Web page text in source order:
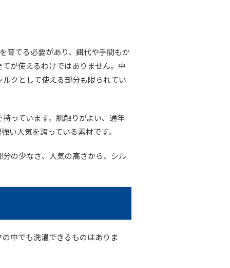
育てる必要があり、餌代や手間もか
が使えるわけではありません。中
クとして使える部分も限られてい
っています。肌触りがよい、通年
い人気を誇っている素材です。
の少なさ、人気の高さから、シル
中でも洗濯できるものはありま